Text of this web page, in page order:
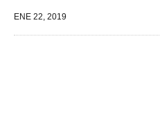
ENE 22, 2019